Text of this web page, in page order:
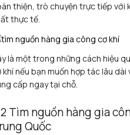
thiện, trò chuyện trực tiếp với
thực tế.
là một trong những cách hiệu
khí nếu bạn muốn hợp tác lâu
cấp ngay tại chỗ.
Tìm nguồn hàng gia
Quốc